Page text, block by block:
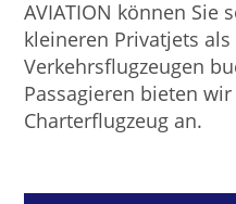
AVIATION können Sie
kleineren Privatjets
Verkehrsflugzeugen
Passagieren bieten
Charterflugzeug an.